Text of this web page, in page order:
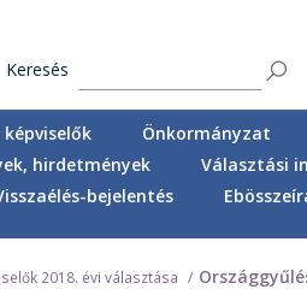
Keresés
Önkormányzat
hirdetmények Választási
bejelentés
2018. évi választása